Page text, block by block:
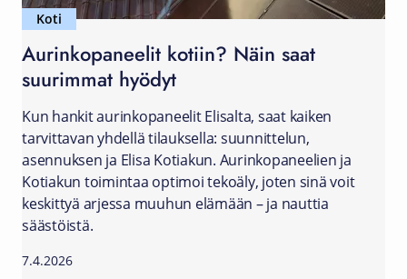
Koti
Aurinkopaneelit kotiin? Näin saat
suurimmat hyödyt
Kun hankit aurinkopaneelit Elisalta, saat kaiken
tarvittavan yhdellä tilauksella: suunnittelun,
asennuksen ja Elisa Kotiakun. Aurinkopaneelien ja
Kotiakun toimintaa optimoi tekoäly, joten sinä voit
keskittyä arjessa muuhun elämään – ja nauttia
säästöistä.
7.4.2026